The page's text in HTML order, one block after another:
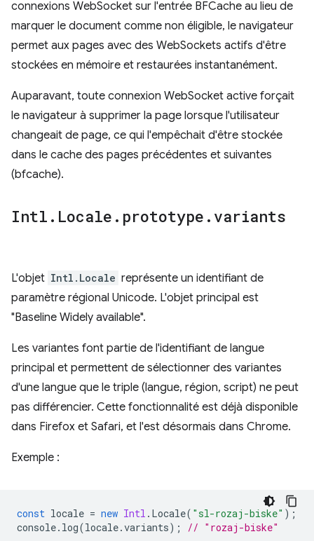
connexions WebSocket sur l'entrée BFCache au lieu de
marquer le document comme non éligible, le navigateur
permet aux pages avec des WebSockets actifs d'être
stockées en mémoire et restaurées instantanément.
Auparavant, toute connexion WebSocket active forçait
le navigateur à supprimer la page lorsque l'utilisateur
changeait de page, ce qui l'empêchait d'être stockée
dans le cache des pages précédentes et suivantes
(bfcache).
Intl . Locale . prototype . variants
L'objet Intl.Locale représente un identifiant de
paramètre régional Unicode. L'objet principal est
"Baseline Widely available".
Les variantes font partie de l'identifiant de langue
principal et permettent de sélectionner des variantes
d'une langue que le triple (langue, région, script) ne peut
pas différencier. Cette fonctionnalité est déjà disponible
dans Firefox et Safari, et l'est désormais dans Chrome.
Exemple :
const locale = new Intl . Locale( "sl-rozaj-biske" );
console. log(locale.variants); // "rozaj-biske"